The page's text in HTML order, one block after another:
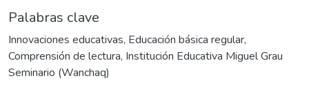
Palabras clave
Innovaciones educativas, Educación básica regular,
Comprensión de lectura, Institución Educativa Miguel Grau
Seminario (Wanchaq)